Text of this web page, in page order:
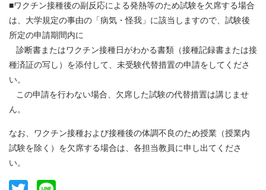
■ワクチン接種後の副反応による発熱等のため試験を欠席する場合
は、大学規定の事由の「病気・怪我」に該当しますので、試験後
所定の申請期間内に
診断書またはワクチン接種日がわかる書類（接種記録書または接
種済証の写し）を添付して、未受験代替措置の申請をしてくださ
い。
この申請を行わない場合、欠席した試験の代替措置は講じませ
ん。
なお、ワクチン接種および接種後の体調不良のため授業（授業内
試験を除く）を欠席する場合は、各担当教員に申し出てくださ
い。